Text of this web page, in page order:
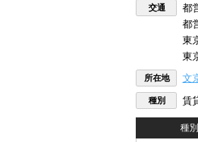
交通 都
都
東
東
所在地 文
種別 賃
種別